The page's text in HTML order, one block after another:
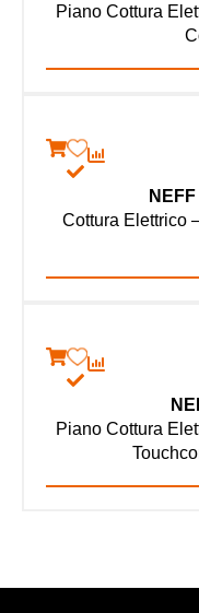
Piano Cottura
Cottura Elettrico
Piano Cottura